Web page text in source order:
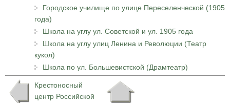
Городское училище по улице Переселенческой (1905
года)
Школа на углу ул. Советской и ул. 1905 года
Школа на углу улиц Ленина и Революции (Театр
кукол)
Школа по ул. Большевистской (Драмтеатр)
Крестоносный
центр Российской